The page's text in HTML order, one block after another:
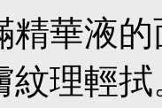
精華液
紋理輕拭